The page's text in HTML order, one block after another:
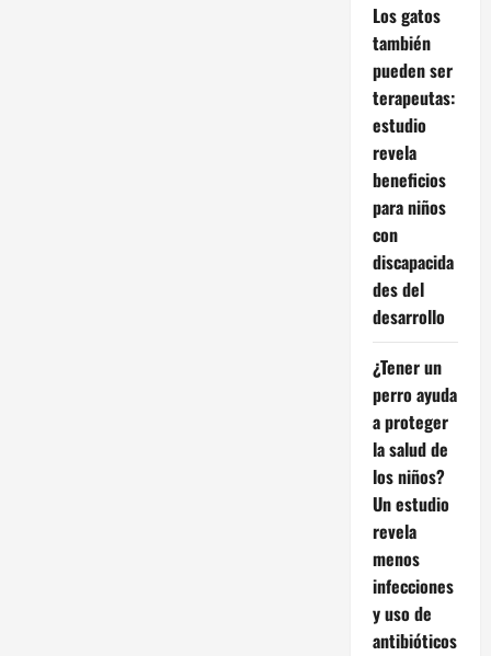
Los gatos
también
pueden ser
terapeutas:
estudio
revela
beneficios
para niños
con
discapacida
des del
desarrollo
¿Tener un
perro ayuda
a proteger
la salud de
los niños?
Un estudio
revela
menos
infecciones
y uso de
antibióticos